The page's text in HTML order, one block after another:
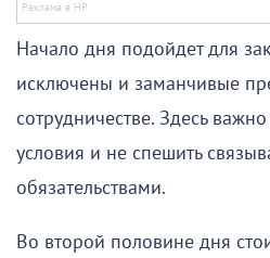
Начало дня подойдет для
исключены и заманчивые
сотрудничестве. Здесь
условия и не спешить
обязательствами.
Во второй половине дня